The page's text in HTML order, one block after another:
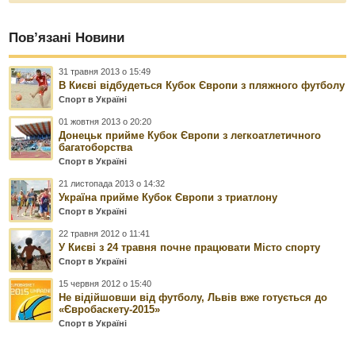
Пов’язані Новини
31 травня 2013 о 15:49
В Києві відбудеться Кубок Європи з пляжного футболу
Спорт в Україні
01 жовтня 2013 о 20:20
Донецьк прийме Кубок Європи з легкоатлетичного
багатоборства
Спорт в Україні
21 листопада 2013 о 14:32
Україна прийме Кубок Європи з триатлону
Спорт в Україні
22 травня 2012 о 11:41
У Києві з 24 травня почне працювати Місто спорту
Спорт в Україні
15 червня 2012 о 15:40
Не відійшовши від футболу, Львів вже готується до
«Євробаскету-2015»
Спорт в Україні